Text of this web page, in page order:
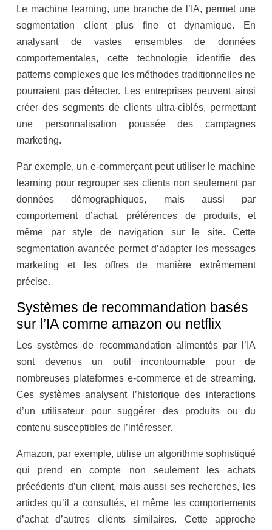
Le machine learning, une branche de l’IA, permet une
segmentation client plus fine et dynamique. En
analysant de vastes ensembles de données
comportementales, cette technologie identifie des
patterns complexes que les méthodes traditionnelles ne
pourraient pas détecter. Les entreprises peuvent ainsi
créer des segments de clients ultra-ciblés, permettant
une personnalisation poussée des campagnes
marketing.
Par exemple, un e-commerçant peut utiliser le machine
learning pour regrouper ses clients non seulement par
données démographiques, mais aussi par
comportement d’achat, préférences de produits, et
même par style de navigation sur le site. Cette
segmentation avancée permet d’adapter les messages
marketing et les offres de manière extrêmement
précise.
Systèmes de recommandation basés
sur l’IA comme amazon ou netflix
Les systèmes de recommandation alimentés par l’IA
sont devenus un outil incontournable pour de
nombreuses plateformes e-commerce et de streaming.
Ces systèmes analysent l’historique des interactions
d’un utilisateur pour suggérer des produits ou du
contenu susceptibles de l’intéresser.
Amazon, par exemple, utilise un algorithme sophistiqué
qui prend en compte non seulement les achats
précédents d’un client, mais aussi ses recherches, les
articles qu’il a consultés, et même les comportements
d’achat d’autres clients similaires. Cette approche